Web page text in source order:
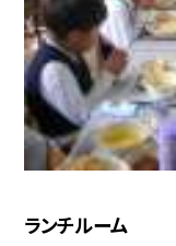
ランチルーム